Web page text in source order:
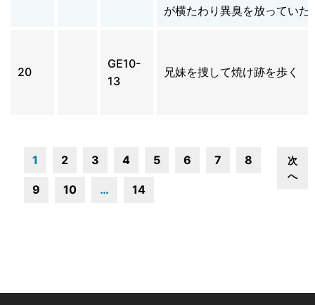
が横たわり異臭を放っていた｡
20
GE10-
13
兄妹を捜して焼け跡を歩く
1 2 3 4 5 6 7 8
9 10 … 14
次
へ